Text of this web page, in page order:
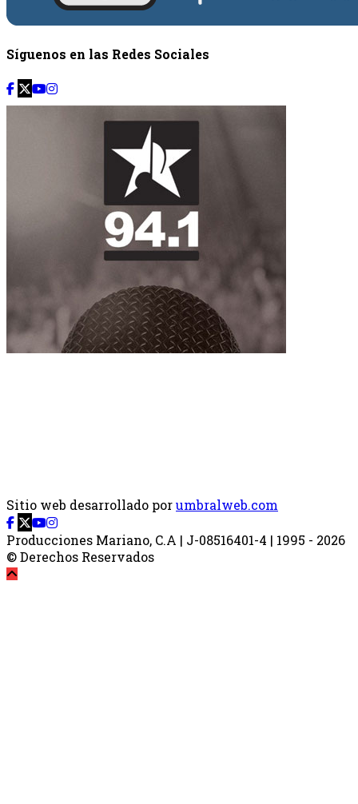
Síguenos en las Redes Sociales
Sitio web desarrollado porumbralweb.com
Producciones Mariano, C.A | J-08516401-4 | 1995 - 2026
© Derechos Reservados